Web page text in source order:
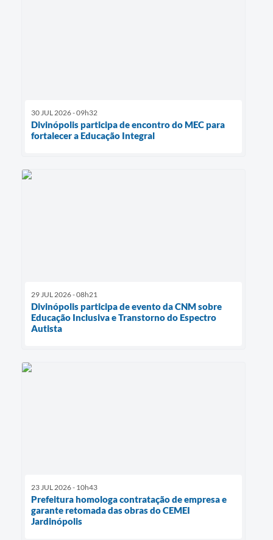
30 JUL 2026 - 09h32
Divinópolis participa de encontro do MEC para
fortalecer a Educação Integral
29 JUL 2026 - 08h21
Divinópolis participa de evento da CNM sobre
Educação Inclusiva e Transtorno do Espectro
Autista
23 JUL 2026 - 10h43
Prefeitura homologa contratação de empresa e
garante retomada das obras do CEMEI
Jardinópolis